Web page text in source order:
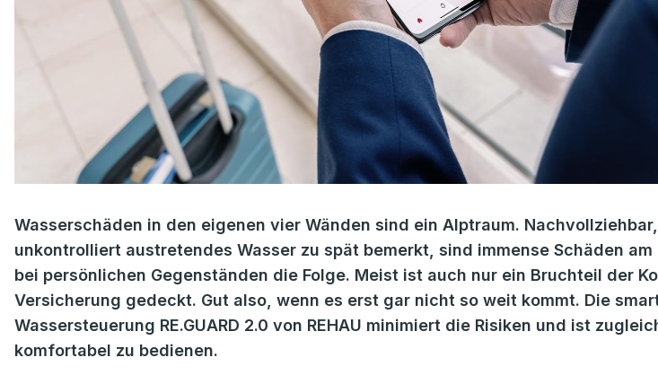
Wasserschäden in den eigenen vier Wänden sind ein Alptraum.
unkontrolliert austretendes Wasser zu spät bemerkt, sind immense Schäden am
bei persönlichen Gegenständen die Folge. Meist ist auch nur ein Bruchteil der
Versicherung gedeckt. Gut also, wenn es erst gar nicht so weit kommt. Die
Wassersteuerung RE.GUARD 2.0 von REHAU minimiert die Risiken und ist
komfortabel zu bedienen.